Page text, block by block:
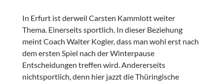
In Erfurt ist derweil Carsten Kammlott weiter
Thema. Einerseits sportlich. In dieser Beziehung
meint Coach Walter Kogler, dass man wohl erst nach
dem ersten Spiel nach der Winterpause
Entscheidungen treffen wird. Andererseits
nichtsportlich, denn hier jazzt die Thüringische